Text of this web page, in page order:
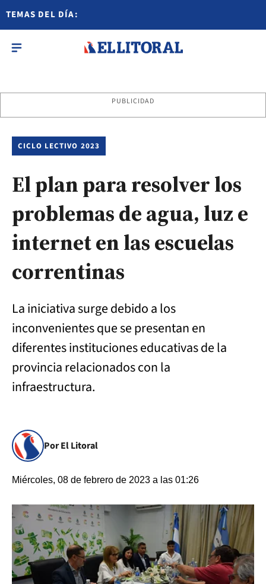
TEMAS DEL DÍA:
PUBLICIDAD
CICLO LECTIVO 2023
El plan para resolver los
problemas de agua, luz e
internet en las escuelas
correntinas
La iniciativa surge debido a los
inconvenientes que se presentan en
diferentes instituciones educativas de la
provincia relacionados con la
infraestructura.
Por El Litoral
Miércoles, 08 de febrero de 2023 a las 01:26